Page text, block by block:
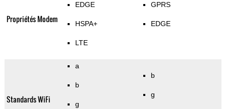
Propriétés Modem
EDGE
HSPA+
LTE
GPRS
EDGE
Standards WiFi
a
b
g
b
g